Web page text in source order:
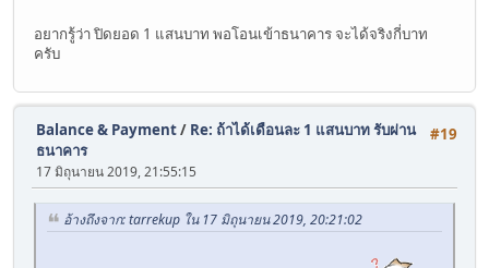
อยากรู้ว่า ปิดยอด 1 แสนบาท พอโอนเข้าธนาคาร จะได้จริงกี่บาท
ครับ
#19
Balance & Payment/ Re: ถ้าได้เดือนละ 1 แสนบาท รับผ่าน
ธนาคาร
17 มิถุนายน 2019, 21:55:15
อ้างถึงจาก: tarrekup ใน 17 มิถุนายน 2019, 20:21:02